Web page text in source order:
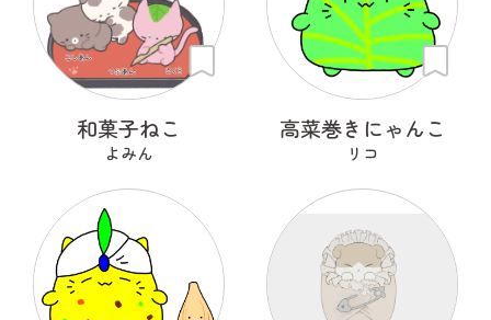
和菓子ねこ
よみん
高菜巻きにゃんこ
リコ